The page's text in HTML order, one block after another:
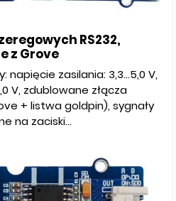
RS232,
z Grove
zasilania: 3,3...5,0 V,
V, zdublowane złącza
+ listwa goldpin), sygnały
na zaciski...